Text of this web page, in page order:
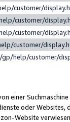
customer/
customer/
customer/
customer/
help/customer/
einer
oder Websites,
Website